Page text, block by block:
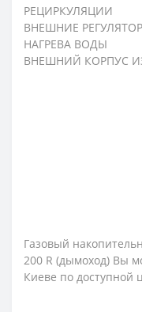
РЕЦИРКУЛЯЦИИ
ВНЕШНИЕ
НАГРЕВА ВОДЫ
ВНЕШНИЙ КОРПУС
Газовый
200 R (дымоход) Вы
Киеве по доступной